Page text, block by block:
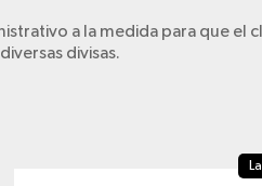
a la medida para que
divisas.